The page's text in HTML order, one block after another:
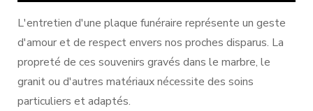
L'entretien d'une plaque funéraire représente un geste
d'amour et de respect envers nos proches disparus. La
propreté de ces souvenirs gravés dans le marbre, le
granit ou d'autres matériaux nécessite des soins
particuliers et adaptés.